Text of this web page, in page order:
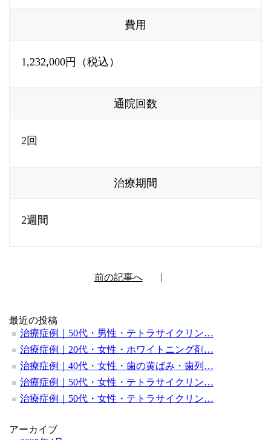
費用
1,232,000円（税込）
通院回数
2回
治療期間
2週間
前の記事へ
最近の投稿
治療症例｜50代・男性・テトラサイクリン…
治療症例｜20代・女性・ホワイトニング剤…
治療症例｜40代・女性・歯の黄ばみ・歯列…
治療症例｜50代・女性・テトラサイクリン…
治療症例｜50代・女性・テトラサイクリン…
アーカイブ